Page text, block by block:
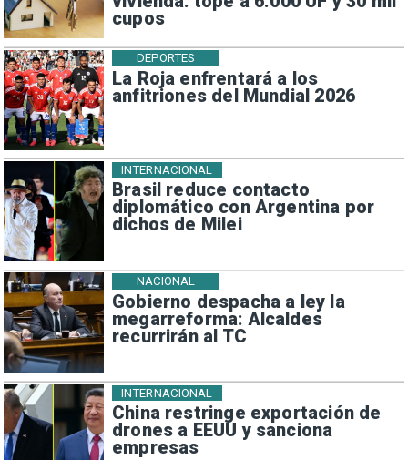
cupos
La Roja enfrentará a los
anfitriones del Mundial 2026
DEPORTES
Brasil reduce contacto
diplomático con Argentina por
dichos de Milei
INTERNACIONAL
Gobierno despacha a ley la
megarreforma: Alcaldes
recurrirán al TC
NACIONAL
China restringe exportación de
drones a EEUU y sanciona
empresas
INTERNACIONAL